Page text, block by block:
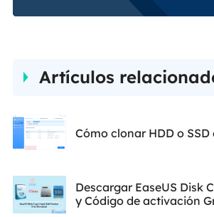
Artículos
Cómo clonar HDD o SSD
Descargar EaseUS Disk
y Código de activación